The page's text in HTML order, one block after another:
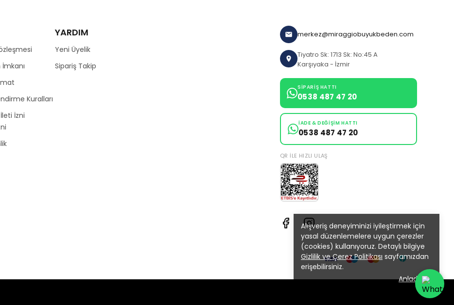
Alışveriş deneyiminizi iyileştirmek için
yasal düzenlemelere uygun çerezler
(cookies) kullanıyoruz. Detaylı bilgiye
Gizlilik ve Çerez Politikası sayfamızdan
erişebilirsiniz.
Anladım
Kuralları
İzni
YARDIM
Yeni Üyelik
Sipariş Takip
merkez@miraggiobuyukbeden.com
Tiyatro Sk: 1713 Sk: No:45 A
Karşıyaka - İzmir
SIPARIŞ HATTI
0538 487 47 20
İADE & DEĞIŞIM HATTI
0538 487 47 20
QR ILE HIZLI ULAŞ